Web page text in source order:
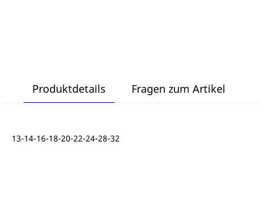
Produktdetails Fragen zum Artikel
13-14-16-18-20-22-24-28-32